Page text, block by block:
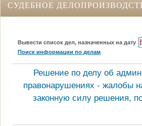
СУДЕБНОЕ
Вывести список дел, назначенных на дату
Поиск информации по делам
Решение по делу об
правонарушениях - жалобы
законную силу решения,